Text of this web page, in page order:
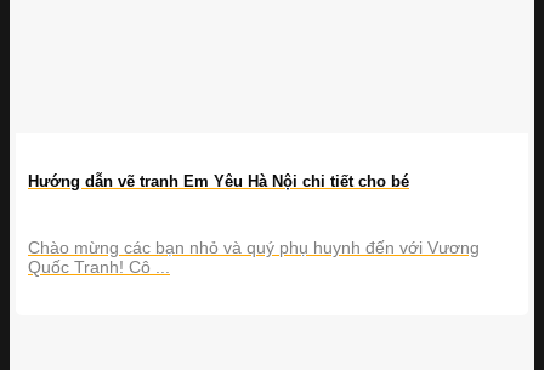
Hướng dẫn vẽ tranh Em Yêu Hà Nội chi tiết cho bé
Chào mừng các bạn nhỏ và quý phụ huynh đến với Vương
Quốc Tranh! Cô ...